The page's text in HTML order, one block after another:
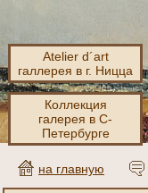
Atelier d´art
галлерея в г. Ницца
Коллекция
галерея в С-
Петербурге
на главную